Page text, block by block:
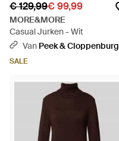
€ 129,99€ 99,99
MORE&MORE
Casual Jurken - Wit
Van Peek & Cloppenburg
SALE